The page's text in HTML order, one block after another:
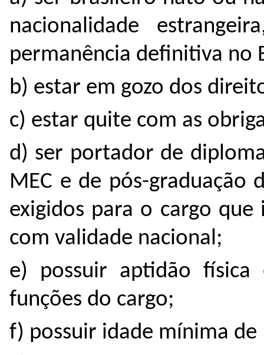
nacionalidade
permanência definitiva no
b) estar em gozo dos
c) estar quite com as
d) ser portador de
MEC e de pós-graduação
exigidos para o cargo
com validade nacional;
e) possuir aptidão
funções do cargo;
f) possuir idade mínima